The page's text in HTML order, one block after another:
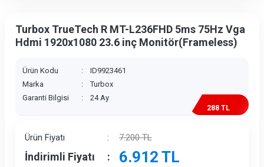
Turbox TrueTech R MT-L236FHD 5ms 75Hz Vga
Hdmi 1920x1080 23.6 inç Monitör(Frameless)
Ürün Kodu :
ID9923461
Marka
:
Turbox
Garanti Bilgisi
: 24 Ay
288 TL
Ürün Fiyatı : 7.200TL
İndirimli Fiyatı : 6.912 TL